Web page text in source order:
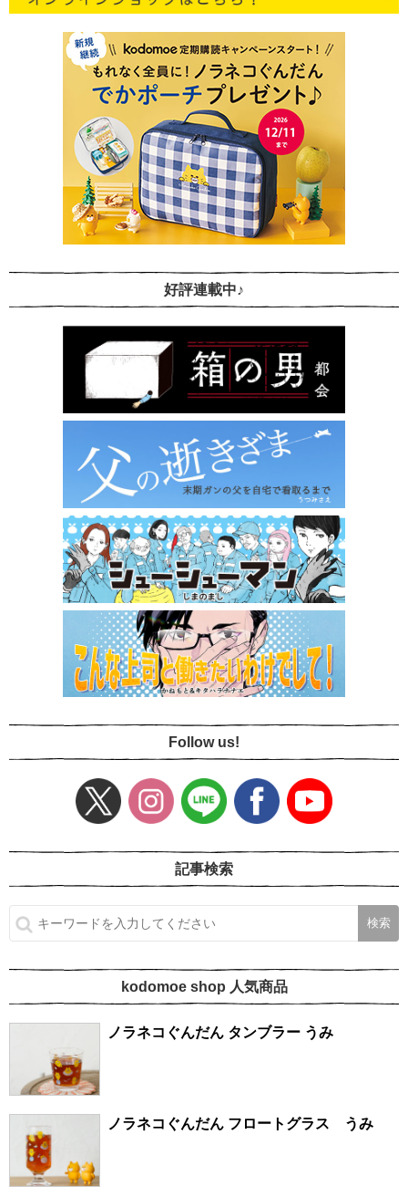
好評連載中♪
Follow us!
記事検索
kodomoe shop 人気商品
ノラネコぐんだん タンブラー うみ
ノラネコぐんだん フロートグラス うみ